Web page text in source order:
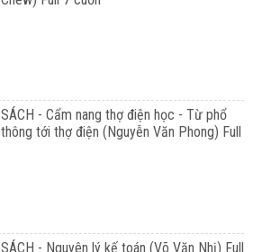
SÁCH - Cẩm nang thợ điện học - Từ phổ
thông tới thợ điện (Nguyễn Văn Phong) Full
SÁCH - Nguyên lý kế toán (Võ Văn Nhị) Full